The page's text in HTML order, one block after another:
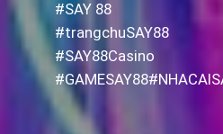
#SAY 88
#trangchuSAY88
#SAY88Casino